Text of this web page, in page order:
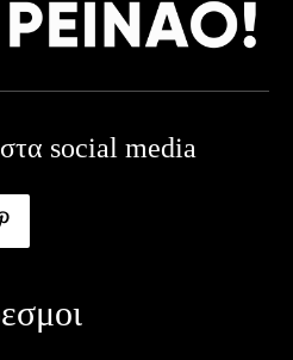
social media